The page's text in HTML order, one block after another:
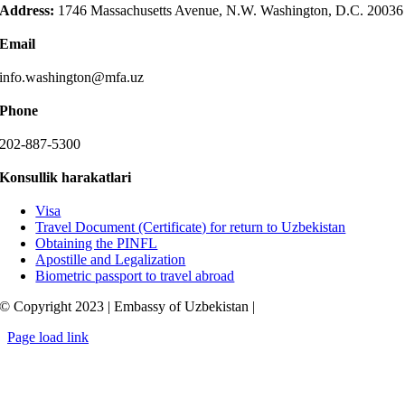
Address: 1746 Massachusetts Avenue, N.W. Washington, D.C. 20036
Email
info.washington@mfa.uz
Phone
202-887-5300
Konsullik harakatlari
Visa
Travel Document (Certificate) for return to Uzbekistan
Obtaining the PINFL
Apostille and Legalization
Biometric passport to travel abroad
© Copyright 2023 | Embassy of Uzbekistan |
Page load link